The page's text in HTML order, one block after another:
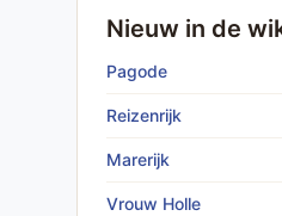
Nieuw in de
Pagode
Reizenrijk
Marerijk
Vrouw Holle